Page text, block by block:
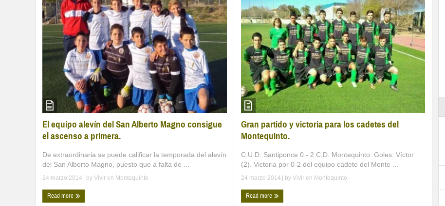
El equipo alevín del San Alberto Magno consigue
el ascenso a primera.
De extraordinaria se puede calificar la temporada del alevín
del San Alberto Magno, puesto que a falta de ...
24 marzo 2014 | by Vivir en Montequinto
Read more
Gran partido y victoria para los cadetes del
Montequinto.
C.U.D. Santiponce 0 - 2 C.D. Montequinto. Goles: Víctor
(2). Victoria por 0-2 del equipo cadete del Monte ...
24 marzo 2014 | by Vivir en Montequinto
Read more